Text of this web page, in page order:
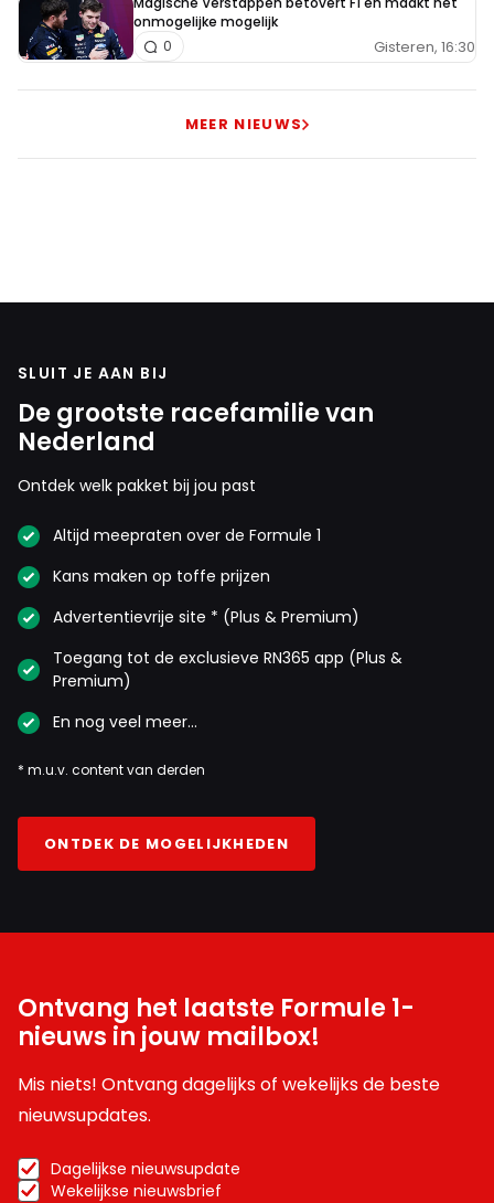
onmogelijke mogelijk
Gisteren, 16:30
0
MEER NIEUWS
SLUIT JE AAN BIJ
De grootste racefamilie van
Nederland
Ontdek welk pakket bij jou past
Altijd meepraten over de Formule 1
Kans maken op toffe prijzen
Advertentievrije site * (Plus & Premium)
Toegang tot de exclusieve RN365 app (Plus &
Premium)
En nog veel meer…
* m.u.v. content van derden
ONTDEK DE MOGELIJKHEDEN
Ontvang het laatste Formule 1-
nieuws in jouw mailbox!
Mis niets! Ontvang dagelijks of wekelijks de beste
nieuwsupdates.
Dagelijkse nieuwsupdate
Wekelijkse nieuwsbrief